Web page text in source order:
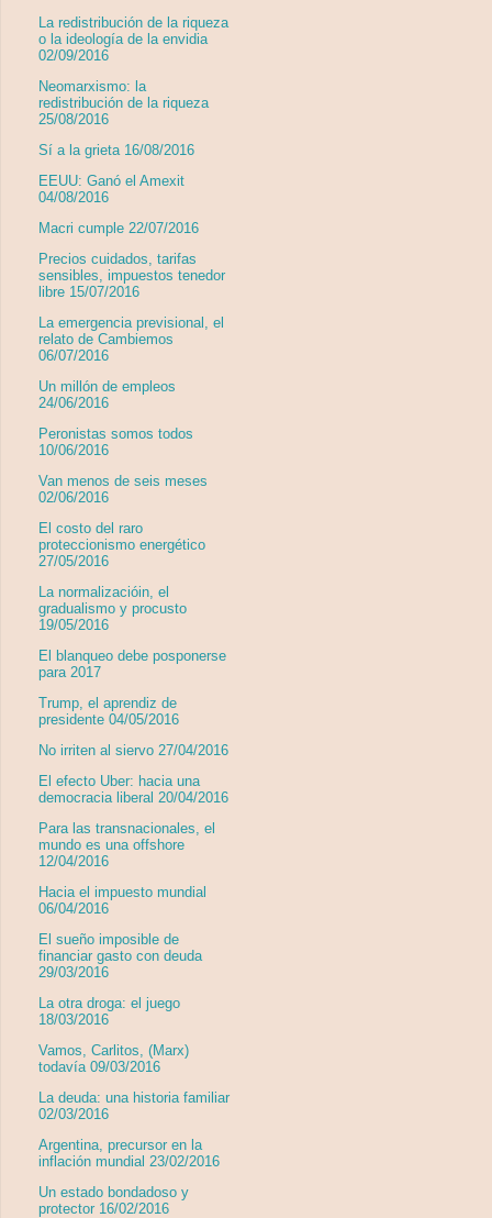
La redistribución de la riqueza
o la ideología de la envidia
02/09/2016
Neomarxismo: la
redistribución de la riqueza
25/08/2016
Sí a la grieta 16/08/2016
EEUU: Ganó el Amexit
04/08/2016
Macri cumple 22/07/2016
Precios cuidados, tarifas
sensibles, impuestos tenedor
libre 15/07/2016
La emergencia previsional, el
relato de Cambiemos
06/07/2016
Un millón de empleos
24/06/2016
Peronistas somos todos
10/06/2016
Van menos de seis meses
02/06/2016
El costo del raro
proteccionismo energético
27/05/2016
La normalizacióin, el
gradualismo y procusto
19/05/2016
El blanqueo debe posponerse
para 2017
Trump, el aprendiz de
presidente 04/05/2016
No irriten al siervo 27/04/2016
El efecto Uber: hacia una
democracia liberal 20/04/2016
Para las transnacionales, el
mundo es una offshore
12/04/2016
Hacia el impuesto mundial
06/04/2016
El sueño imposible de
financiar gasto con deuda
29/03/2016
La otra droga: el juego
18/03/2016
Vamos, Carlitos, (Marx)
todavía 09/03/2016
La deuda: una historia familiar
02/03/2016
Argentina, precursor en la
inflación mundial 23/02/2016
Un estado bondadoso y
protector 16/02/2016